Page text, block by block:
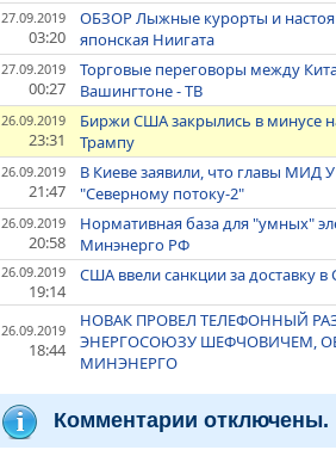
27.09.2019
03:20
ОБЗОР Лыжные курорты и
японская Ниигата
27.09.2019
00:27
Торговые переговоры между
Вашингтоне - ТВ
26.09.2019
23:31
Биржи США закрылись в минусе
Трампу
26.09.2019
21:47
В Киеве заявили, что главы
"Северному потоку-2"
26.09.2019
20:58
Нормативная база для "умных"
Минэнерго РФ
26.09.2019
19:14
США ввели санкции за доставку
26.09.2019
18:44
НОВАК ПРОВЕЛ ТЕЛЕФОННЫЙ
ЭНЕРГОСОЮЗУ ШЕФЧОВИЧЕМ,
МИНЭНЕРГО
Комментарии отключены.